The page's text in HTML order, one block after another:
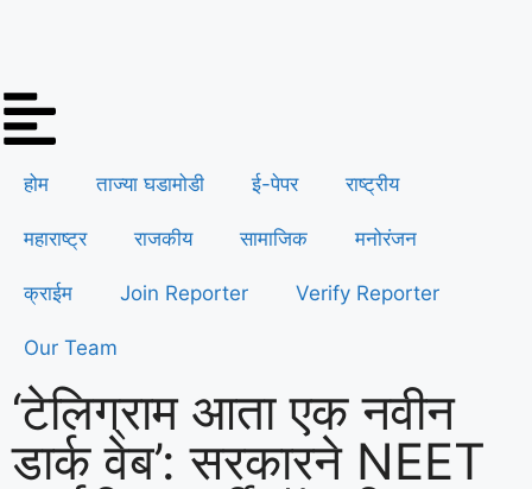
होम ताज्या घडामोडी ई-पेपर राष्ट्रीय
महाराष्ट्र राजकीय सामाजिक मनोरंजन
क्राईम Join Reporter Verify Reporter
Our Team
‘टेलिग्राम आता एक नवीन
डार्क वेब’: सरकारने NEET